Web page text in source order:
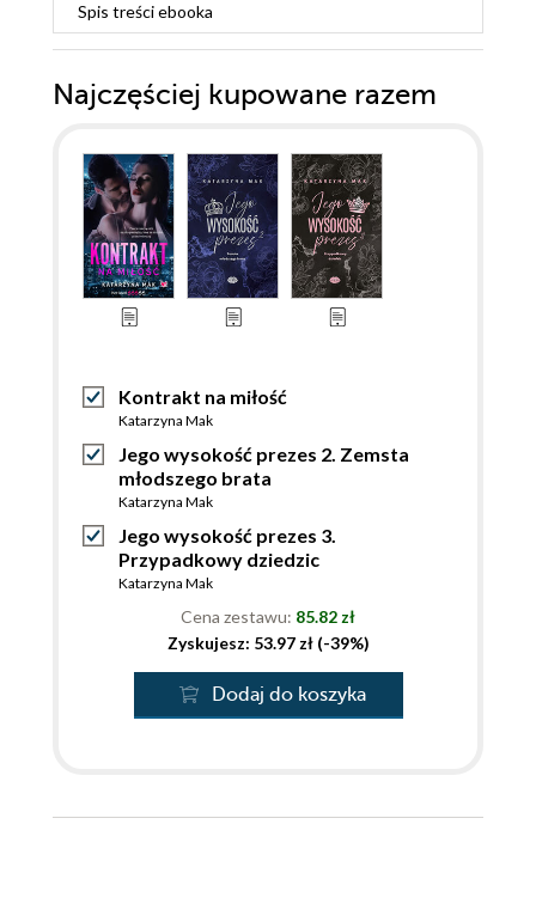
Spis treściebooka
Najczęściej kupowane razem
Kontrakt na miłość
Katarzyna Mak
Jego wysokość prezes 2. Zemsta
młodszego brata
Katarzyna Mak
Jego wysokość prezes 3.
Przypadkowy dziedzic
Katarzyna Mak
Cena zestawu: 85.82 zł
Zyskujesz: 53.97 zł (-39%)
Dodaj do koszyka